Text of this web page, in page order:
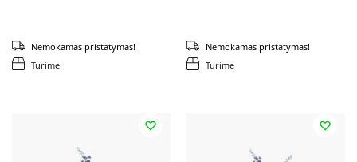
Turime
Nemokamas pristatymas!
Turime
Nemokamas pristatymas!